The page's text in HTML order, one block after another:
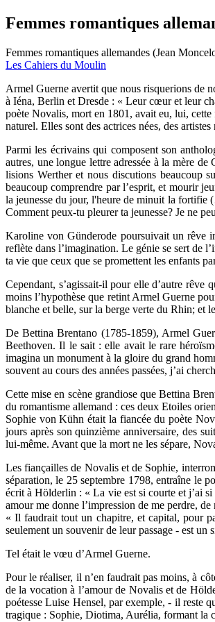
Femmes romantiques
Femmes romantiques allemandes (Jean
Les Cahiers du Moulin
Armel Guerne avertit que nous risquerions de
à Iéna, Berlin et Dresde : « Leur cœur et leur
poète Novalis, mort en 1801, avait eu, lui,
naturel. Elles sont des actrices nées, des artistes
Parmi les écrivains qui composent son
autres, une longue lettre adressée à la mère
lisions Werther et nous discutions beaucoup
beaucoup comprendre par l’esprit, et mourir
la jeunesse du jour, l'heure de minuit la fortifie
Comment peux-tu pleurer ta jeunesse? Je ne
Karoline von Günderode poursuivait un rêve
reflète dans l’imagination. Le génie se sert de
ta vie que ceux que se promettent les enfants
Cependant, s’agissait-il pour elle d’autre
moins l’hypothèse que retint Armel Guerne
blanche et belle, sur la berge verte du Rhin; et
De Bettina Brentano (1785-1859), Armel
Beethoven. Il le sait : elle avait le rare
imagina un monument à la gloire du grand
souvent au cours des années passées, j’ai
Cette mise en scène grandiose que Bettina
du romantisme allemand : ces deux Etoiles
Sophie von Kühn était la fiancée du poète
jours après son quinzième anniversaire, des
lui-même. Avant que la mort ne les sépare,
Les fiançailles de Novalis et de Sophie,
séparation, le 25 septembre 1798, entraîne le
écrit à Hölderlin : « La vie est si courte et j’ai
amour me donne l’impression de me perdre,
« Il faudrait tout un chapitre, et capital, pour
seulement un souvenir de leur passage - est
Tel était le vœu d’Armel Guerne.
Pour le réaliser, il n’en faudrait pas moins, à
de la vocation à l’amour de Novalis et de
poétesse Luise Hensel, par exemple, - il reste
tragique : Sophie, Diotima, Aurélia, formant la